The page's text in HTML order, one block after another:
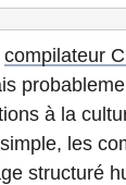
compilateur
à la
les
structuré